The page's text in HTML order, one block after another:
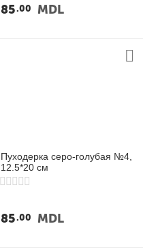
85 00 MDL
Пуходерка серо-голубая №4,
12.5*20 см
85 00 MDL